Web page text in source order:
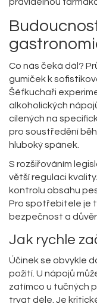
pravidelnou
Co nás čeká dál?
gumiček k
Šéfkuchaři
alkoholických
cílených na
pro soustředění
hluboký spánek.
S rozšiřováním
větší regulaci
kontrolu obsahu
Pro spotřebitele je
bezpečnost a
Jak rychle
Účinek se obvykle
požití. U nápojů
zatímco u tučných
trvat déle. Je